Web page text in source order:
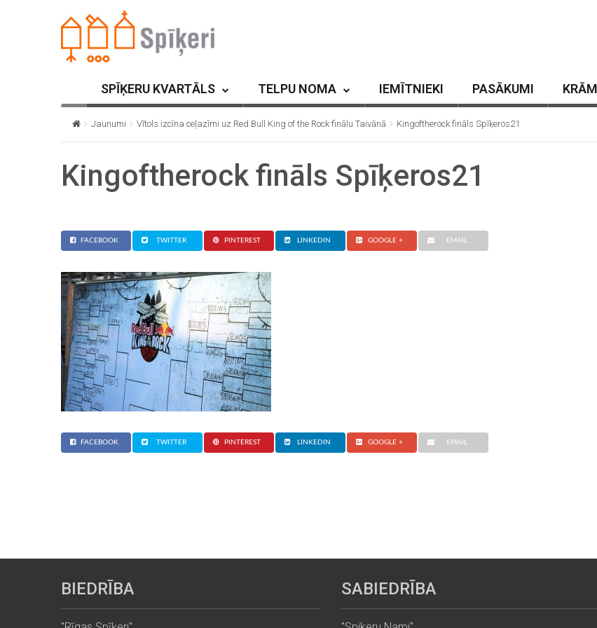
SPĪĶERU KVARTĀLS TELPU NOMA IEMĪTNIEKI PASĀKUMI
Jaunumi Vītols izcīna ceļazīmi uz Red Bull King of the Rock finālu Taivānā Kingoftherock fināls Spīķeros21
Kingoftherock fināls Spīķeros21
FACEBOOK TWITTER PINTEREST LINKEDIN GOOGLE + EMAIL
FACEBOOK TWITTER PINTEREST LINKEDIN GOOGLE + EMAIL
BIEDRĪBA SABIEDRĪBA